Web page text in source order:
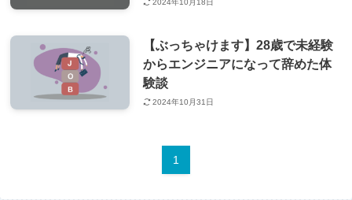
2024年10月18日
【ぶっちゃけます】28歳で未経験
からエンジニアになって辞めた体
験談
2024年10月31日
1